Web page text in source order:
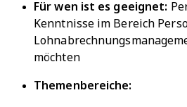
Für wen ist es geeignet:
Kenntnisse im Bereich
möchten
Themenbereiche: